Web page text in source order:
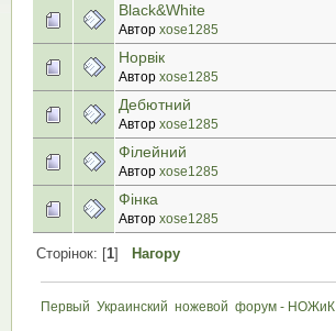
Black&White
Автор xose1285
Норвік
Автор xose1285
Дебютний
Автор xose1285
Філейний
Автор xose1285
Фінка
Автор xose1285
Сторінок: [1] Нагору
Первый  Украинский  ножевой  форум - НОЖиК